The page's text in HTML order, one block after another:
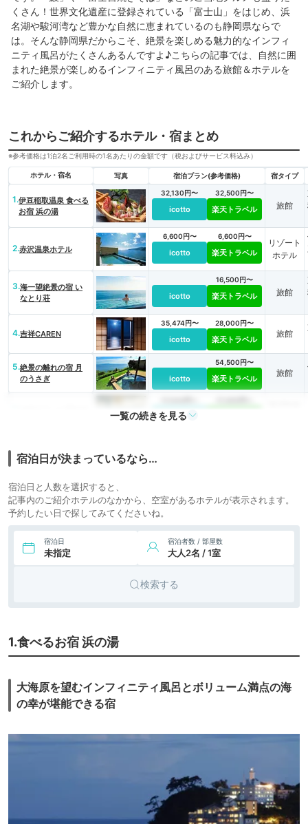
くさん！世界文化遺産に登録されている「富士山」をはじめ、浜
名湖や駿河湾など豊かな自然に恵まれているのも静岡県ならで
は。そんな静岡県だからこそ、絶景を楽しめる魅力的なインフィ
ニティ風呂がたくさんあるんですよ♪こちらの記事では、自然に囲
まれた絶景が楽しめるインフィニティ風呂のある旅館＆ホテルを
ご紹介します。
これからご紹介するホテル・宿まとめ
※参考価格は1泊2名ご利用時の1名あたりの金額です（税およびサービス料込み）
ホテル・宿名 写真 宿泊プラン(参考価格) 宿タイプ
1.伊豆稲取温泉 食べる
お宿 浜の湯
32,130円〜
icotto
32,500円〜
楽天トラベル 旅館
2.赤沢温泉ホテル
6,600円〜
icotto
6,600円〜
楽天トラベル
リゾート
ホテル
3.海一望絶景の宿 い
なとり荘
icotto
16,500円〜
楽天トラベル 旅館
4.吉祥CAREN
35,474円〜
icotto
28,000円〜
楽天トラベル
旅館
5.絶景の離れの宿 月
のうさぎ
icotto
54,500円〜
楽天トラベル
旅館
icotto
一覧の続きを見る
宿泊日が決まっているなら…
宿泊日と人数を選択すると、
記事内のご紹介ホテルのなかから、空室があるホテルが表示されます。
予約したい日で探してみてくださいね。
宿泊日
未指定
宿泊者数 / 部屋数
大人2名 / 1室
検索する
1.食べるお宿 浜の湯
大海原を望むインフィニティ風呂とボリューム満点の海
の幸が堪能できる宿